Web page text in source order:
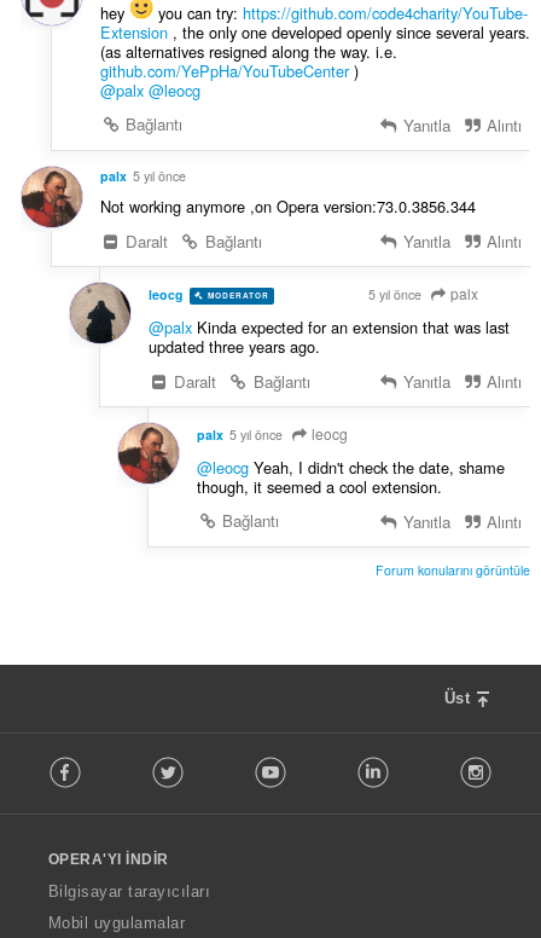
hey you can try: https://github.com/code4charity/YouTube-
Extension, the only one developed openly since several years.
(as alternatives resigned along the way. i.e.
github.com/YePpHa/YouTubeCenter)
@palx @leocg
Bağlantı
Yanıtla Alıntı
palx 5 yıl önce
Not working anymore ,on Opera version:73.0.3856.344
Daralt
Bağlantı Yanıtla Alıntı
leocg MODERATOR 5 yıl önce palx
@palxKinda expected for an extension that was last
updated three years ago.
Daralt
Bağlantı Yanıtla Alıntı
palx 5 yıl önce leocg
@leocgYeah, I didn't check the date, shame
though, it seemed a cool extension.
Bağlantı
Yanıtla Alıntı
Forum konularını görüntüle
Üst
o
w
O
p
Facebook Twitter Youtube LinkedIn
OPERA'YI İNDIR
Bilgisayar tarayıcıları
Mobil uygulamalar